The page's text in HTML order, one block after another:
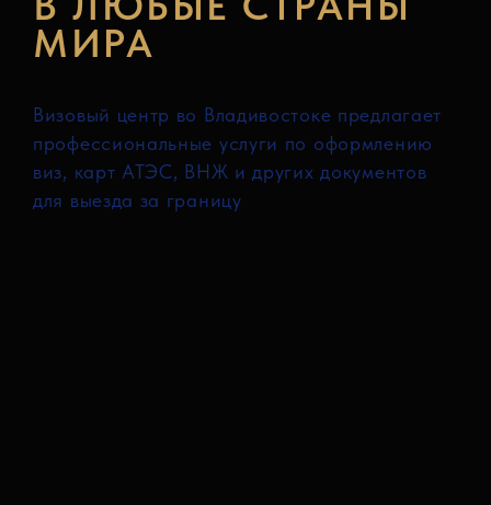
МИРА
Визовый центр во Владивостоке предлагает
профессиональные услуги по оформлению
виз, карт АТЭС, ВНЖ и других документов
для выезда за границу